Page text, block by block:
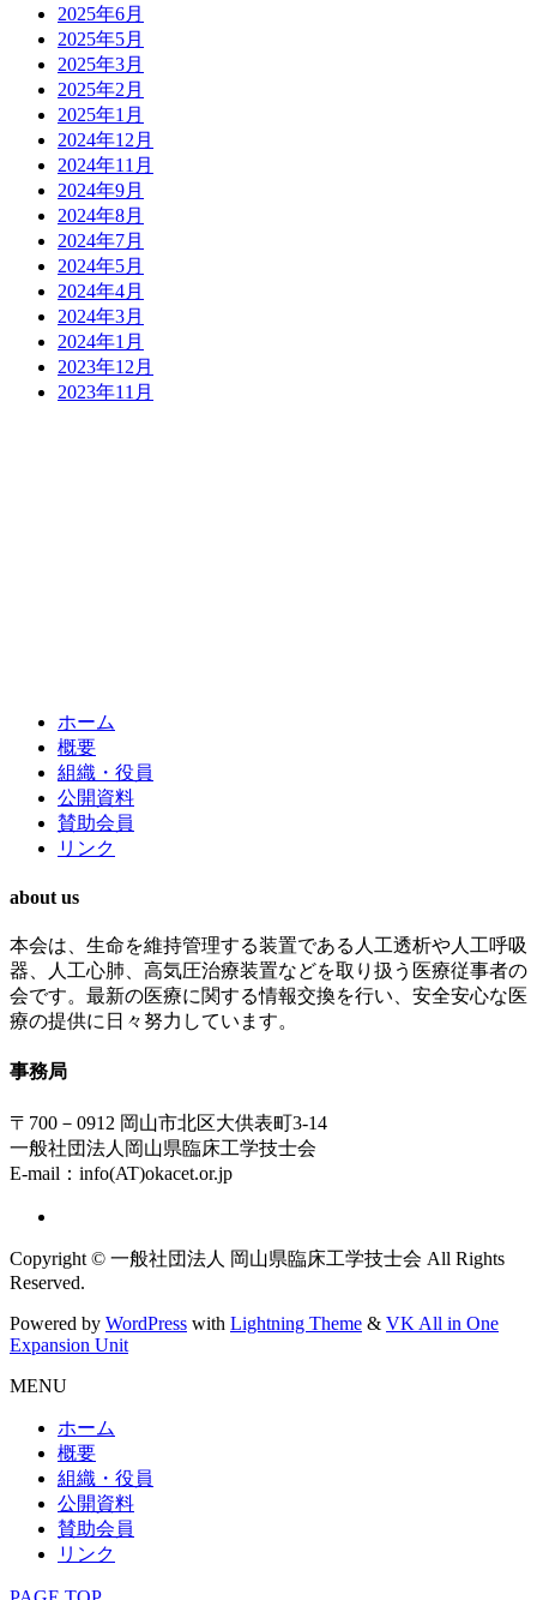
2025年6月
2025年5月
2025年3月
2025年2月
2025年1月
2024年12月
2024年11月
2024年9月
2024年8月
2024年7月
2024年5月
2024年4月
2024年3月
2024年1月
2023年12月
2023年11月
ホーム
概要
組織・役員
公開資料
賛助会員
リンク
about us
本会は、生命を維持管理する装置である人工透析や人工呼吸
器、人工心肺、高気圧治療装置などを取り扱う医療従事者の
会です。最新の医療に関する情報交換を行い、安全安心な医
療の提供に日々努力しています。
事務局
〒700－0912 岡山市北区大供表町3-14
一般社団法人岡山県臨床工学技士会
E-mail：info(AT)okacet.or.jp
Copyright © 一般社団法人 岡山県臨床工学技士会 All Rights
Reserved.
Powered by WordPress with Lightning Theme & VK All in One
Expansion Unit
MENU
ホーム
概要
組織・役員
公開資料
賛助会員
リンク